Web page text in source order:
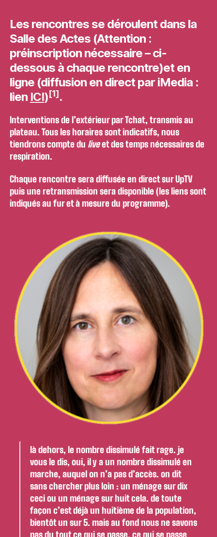
Les rencontres se déroulent dans la
Salle des Actes (Attention :
préinscription nécessaire– ci-
dessous à chaque rencontre)et en
ligne (diffusion en direct par iMedia :
lien ICI)[1].
Interventions de l’extérieur par Tchat, transmis au
plateau. Tous les horaires sont indicatifs, nous
tiendrons compte du liveet des temps nécessaires de
respiration.
Chaque rencontre sera diffusée en direct sur UpTV
puis une retransmission sera disponible (les liens sont
indiqués au fur et à mesure du programme).
là dehors, le nombre dissimulé fait rage. je
vous le dis, oui, il y a un nombre dissimulé en
marche, auquel on n’a pas d’accès. on dit
sans chercher plus loin : un ménage sur dix
ceci ou un ménage sur huit cela. de toute
façon c’est déjà un huitième de la population,
bientôt un sur 5. mais au fond nous ne savons
pas du tout ce qui se passe, ce qui se passe